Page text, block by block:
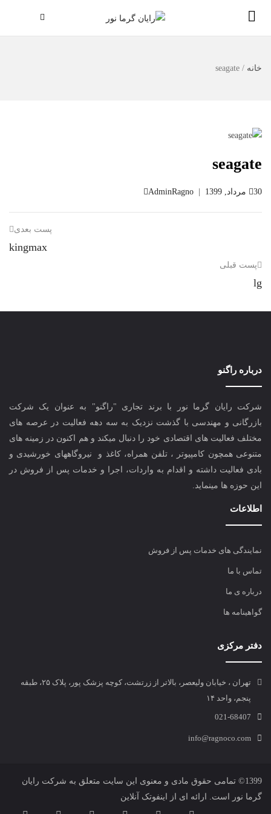
خانه /
seagate
seagate
30 مرداد, 1399 AdminRagno
پست بعدی
kingmax
پست قبلی
lg
درباره راگنو
شرکت رایان گرما نور با برند تجاری "راگنو" به عنوان یک شرکت
بازرگانی و مهندسی با گذشت نزدیک به سه دهه فعالیت در عرصه های
مختلف فعالیت های اقتصادی خود را دنبال میکند و هم اکنون در زمینه های
متنوعی همچون کامپیوتر ، تلفن همراه، کاغذ و نیروگاههای خورشیدی و
بادی فعالیت داشته و اقدام به واردات، اجرا و خدمات پس از فروش در
این حوزه ها مینماید.
اطلاعات
نمایندگی های خدمات پس از فروش
تماس با ما
درباره ی ما
گواهینامه ها
دفتر مرکزی
تهران ، خیابان ولیعصر، بالاتر از زرتشت، کوچه پزشک پور، پلاک ۲۵، طبقه
پنجم، واحد ۱۴
021-68407
info@ragnoco.com
1399© تمامی حقوق مادی و معنوی این سایت متعلق به شرکت
رایان
گرما نور
است. ارائه ای از اینفوتک آنلاین